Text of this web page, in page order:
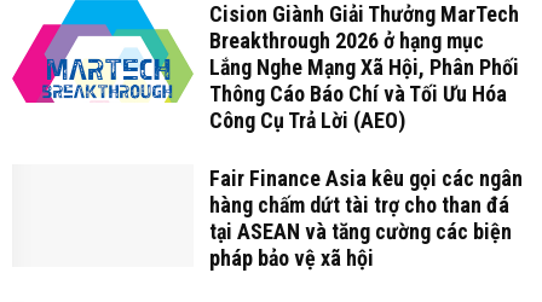
Cision Giành Giải Thưởng MarTech
Breakthrough 2026 ở hạng mục
Lắng Nghe Mạng Xã Hội, Phân Phối
Thông Cáo Báo Chí và Tối Ưu Hóa
Công Cụ Trả Lời (AEO)
Fair Finance Asia kêu gọi các ngân
hàng chấm dứt tài trợ cho than đá
tại ASEAN và tăng cường các biện
pháp bảo vệ xã hội